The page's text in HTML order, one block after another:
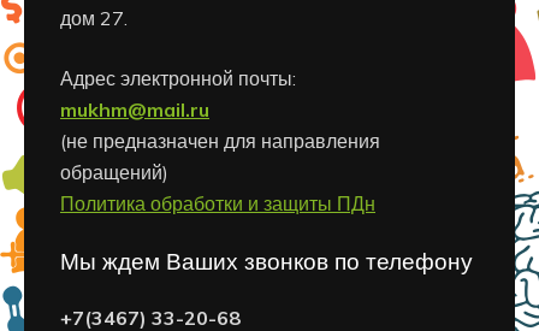
дом 27.
Адрес электронной почты:
mukhm@mail.ru
(не предназначен для направления
обращений)
Политика обработки и защиты ПДн
Мы ждем Ваших звонков по телефону
+7(3467) 33-20-68